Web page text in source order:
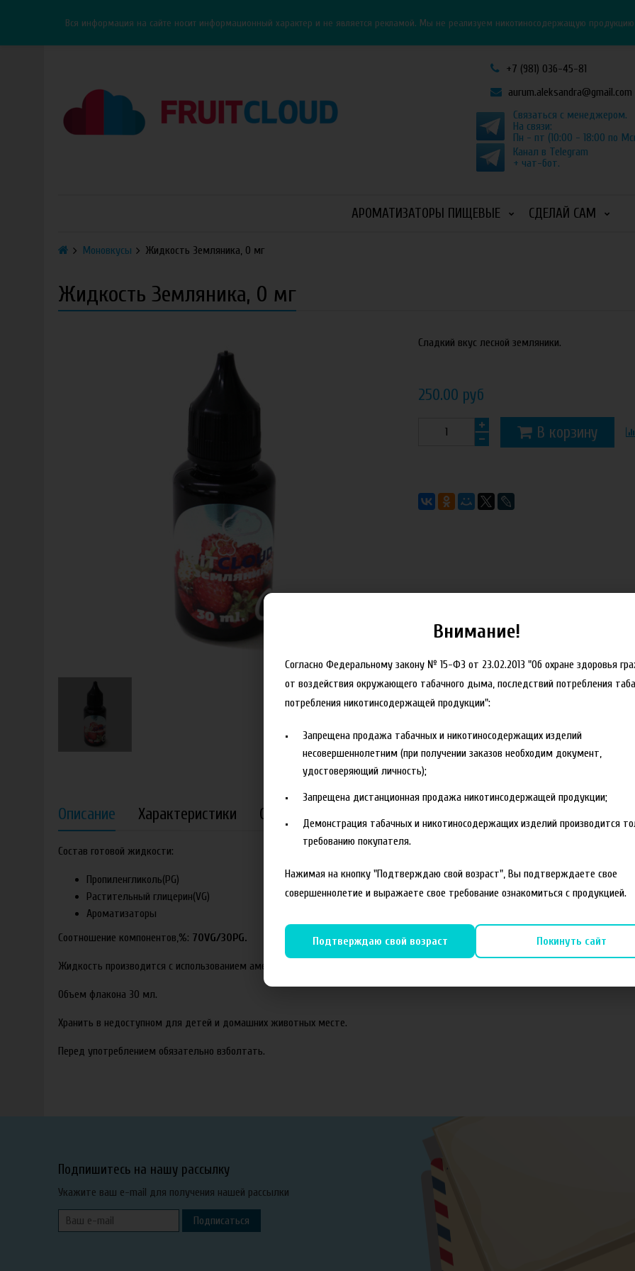
Вся информация на сайте носит информационный характер и не является рекламой. Мы не реализуем никотиносодержащую продукцию
+7 (981) 036-45-81
aurum.aleksandra@gmail.com
Связаться с менеджером.
На связи:
Пн - пт (10:00 - 18:00 по
Канал в Telegram
+ чат-бот.
АРОМАТИЗАТОРЫ ПИЩЕВЫЕ СДЕЛАЙ САМ
Моновкусы Жидкость Земляника, 0 мг
Жидкость Земляника, 0 мг
Сладкий вкус лесной земляники.
250.00 руб
В корзину
Описание Характеристики Отзывы
Состав готовой жидкости:
Пропиленгликоль(PG)
Растительный глицерин(VG)
Ароматизаторы
Соотношение компонентов,%: 70VG/30PG.
Жидкость производится с использованием американских ароматизаторов TPA и Capella.
Объем флакона 30 мл.
Хранить в недоступном для детей и домашних животных месте.
Перед употреблением обязательно взболтать.
Подпишитесь на нашу рассылку
Укажите ваш e-mail для получения нашей рассылки
Подписаться
Внимание!
Согласно Федеральному закону № 15-ФЗ от 23.02.2013 "Об охране здоровья
от воздействия окружающего табачного дыма, последствий потребления
потребления никотинсодержащей продукции":
Запрещена продажа табачных и никотиносодержащих изделий
несовершеннолетним (при получении заказов необходим документ,
удостоверяющий личность);
Запрещена дистанционная продажа никотинсодержащей продукции;
Демонстрация табачных и никотиносодержащих изделий производится
требованию покупателя.
Нажимая на кнопку "Подтверждаю свой возраст", Вы подтверждаете свое
совершеннолетие и выражаете свое требование ознакомиться с продукцией.
Подтверждаю свой возраст Покинуть сайт